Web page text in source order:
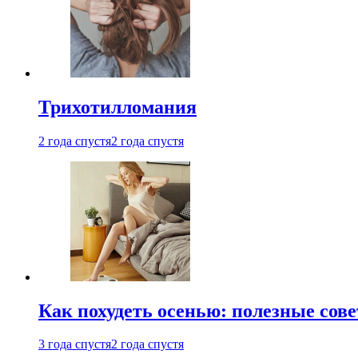
Трихотилломания
2 года спустя2 года спустя
Как похудеть осенью: полезные
3 года спустя2 года спустя